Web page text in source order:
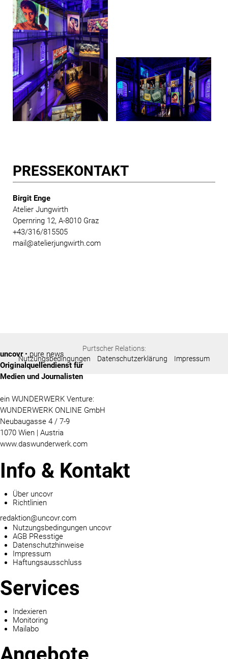
PRESSE­KONTAKT
Birgit Enge
Atelier Jungwirth
Opernring 12, A-8010 Graz
+43/316/815505
mail@atelierjungwirth.com
Purtscher Relations:
Nutzungsbedingungen
Datenschutzerklärung Impressum
uncovr• pure news
Originalquellendienst für
Medien und Journalisten
ein WUNDERWERK Venture:
WUNDERWERK ONLINE GmbH
Neubaugasse 4 / 7-9
1070 Wien | Austria
www.daswunderwerk.com
Info & Kontakt
Über uncovr
Richtlinien
redaktion@uncovr.com
Nutzungsbedingungen uncovr
AGB PResstige
Datenschutzhinweise
Impressum
Haftungsausschluss
Services
Indexieren
Monitoring
Mailabo